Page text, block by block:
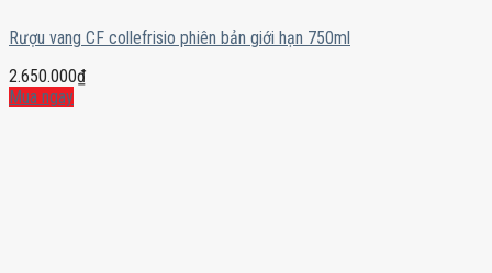
Rượu vang CF collefrisio phiên bản giới hạn 750ml
2.650.000₫
Mua ngay